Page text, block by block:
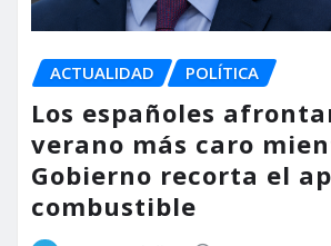
ACTUALIDAD POLÍTICA
Los españoles
verano más caro
Gobierno recorta el
combustible